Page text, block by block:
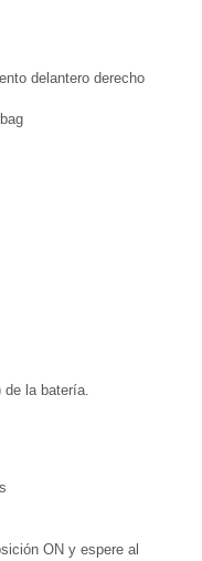
delantero derecho
de la batería.
ON y espere al